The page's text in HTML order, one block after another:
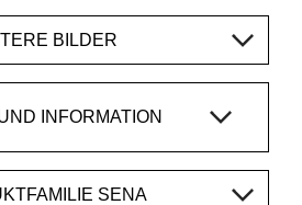
BILDER
INFORMATION
SENA